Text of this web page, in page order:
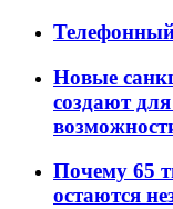
Новые
создают
Почему 65
остаются